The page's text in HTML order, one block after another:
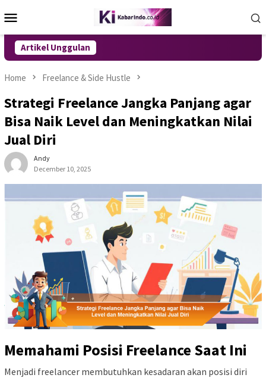
to
Menu
Artikel Unggulan
Home Freelance & Side Hustle
Strategi Freelance Jangka Panjang agar
Bisa Naik Level dan Meningkatkan Nilai
Jual Diri
Andy
December 10, 2025
Memahami Posisi Freelance Saat Ini
Menjadi freelancer membutuhkan kesadaran akan posisi diri